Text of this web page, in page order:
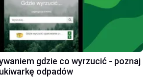
gdzie co wyrzucić - poznaj
odpadów